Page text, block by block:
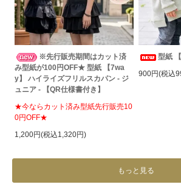
※先行販売期間はカット済
み型紙が100円OFF★ 型紙 【7wa
y】 ハイライズフリルスカパン - ジ
ュニア - 【QR仕様書付き】
★今ならカット済み型紙先行販売10
0円OFF★
1,200円(税込1,320円)
型紙
900円(税込
もっと見る